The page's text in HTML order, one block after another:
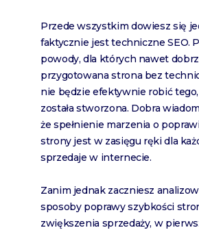
Przede wszystkim dowiesz się
faktycznie jest techniczne SEO.
powody, dla których nawet
przygotowana strona bez
nie będzie efektywnie robić
została stworzona. Dobra
że spełnienie marzenia o
strony jest w zasięgu ręki dla
sprzedaje w internecie.
Zanim jednak zaczniesz
sposoby poprawy szybkości
zwiększenia sprzedaży, w